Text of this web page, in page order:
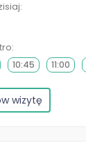
10:45 11:00
wizytę